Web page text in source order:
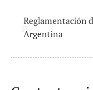
Reglamentación
Argentina